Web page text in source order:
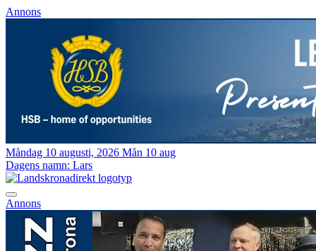
Annons
Måndag 10 augusti, 2026 Mån 10 aug
Dagens namn: Lars
Annons